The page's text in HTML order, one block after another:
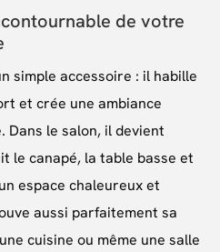
de votre
simple accessoire : il habille
et crée une ambiance
Dans le salon, il devient
le canapé, la table basse et
espace chaleureux et
aussi parfaitement sa
cuisine ou même une salle